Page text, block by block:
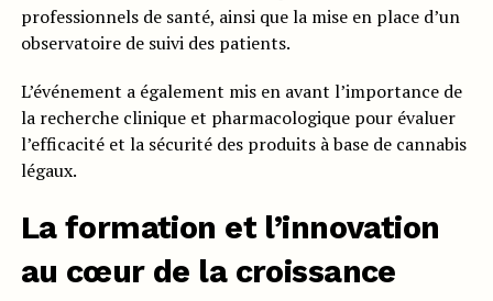
professionnels de santé, ainsi que la mise en place d’un
observatoire de suivi des patients.
L’événement a également mis en avant l’importance de
la recherche clinique et pharmacologique pour évaluer
l’efficacité et la sécurité des produits à base de cannabis
légaux.
La formation et l’innovation
au cœur de la croissance